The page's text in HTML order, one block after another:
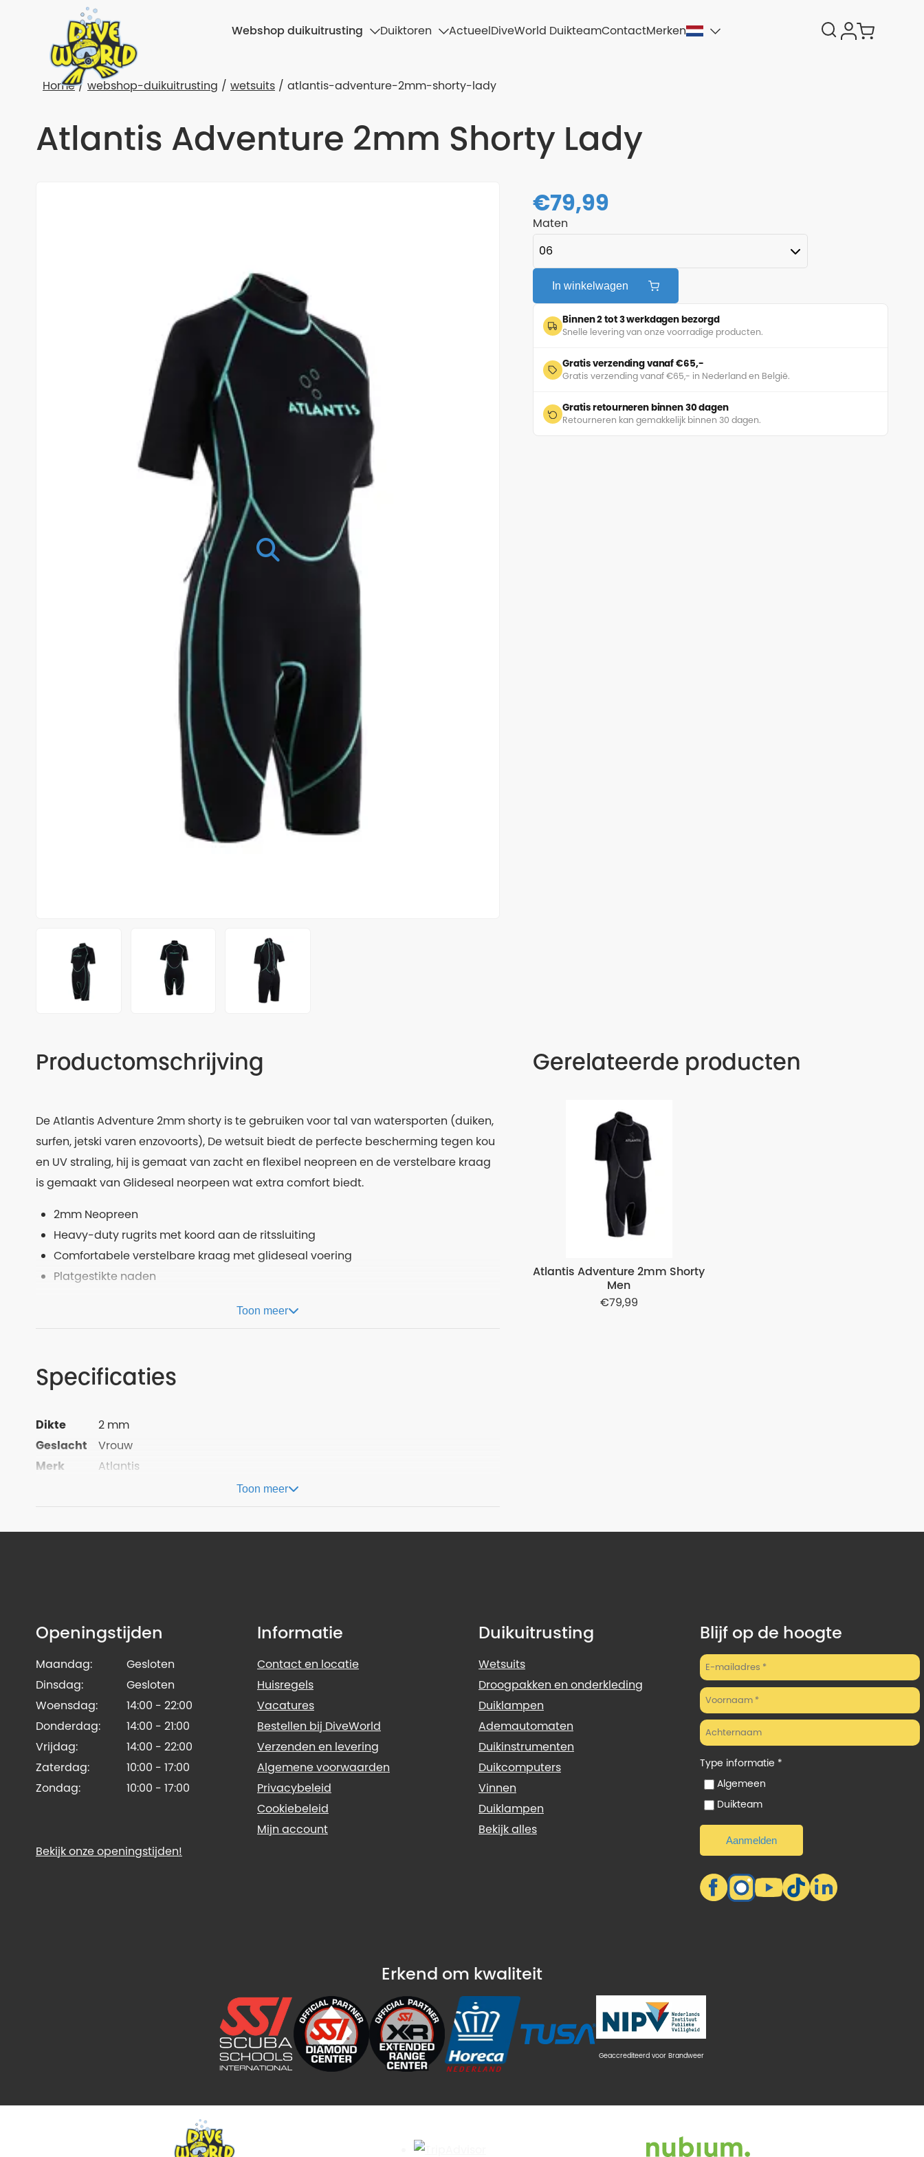
Webshop duikuitrusting Duiktoren ActueelDiveWorld DuikteamContactMerken
Home webshop-duikuitrusting wetsuits atlantis-adventure-2mm-shorty-lady
Atlantis Adventure 2mm Shorty Lady
€79,99
Maten
In winkelwagen
Binnen 2 tot 3 werkdagen bezorgd
Snelle levering van onze voorradige producten.
Gratis verzending vanaf €65,-
Gratis verzending vanaf €65,- in Nederland en België.
Gratis retourneren binnen 30 dagen
Retourneren kan gemakkelijk binnen 30 dagen.
Productomschrijving
De Atlantis Adventure 2mm shorty is te gebruiken voor tal van watersporten (duiken,
surfen, jetski varen enzovoorts), De wetsuit biedt de perfecte bescherming tegen kou
en UV straling, hij is gemaat van zacht en flexibel neopreen en de verstelbare kraag
is gemaakt van Glideseal neorpeen wat extra comfort biedt.
2mm Neopreen
Heavy-duty rugrits met koord aan de ritssluiting
Comfortabele verstelbare kraag met glideseal voering
Platgestikte naden
Toon meer
Specificaties
Dikte
2 mm
Geslacht
Vrouw
Merk
Atlantis
Toon meer
Gerelateerde producten
Atlantis Adventure 2mm Shorty
Men
79,99
Openingstijden
Maandag:
Gesloten
Dinsdag:
Gesloten
Woensdag:
14:00 - 22:00
Donderdag:
14:00 - 21:00
Vrijdag:
14:00 - 22:00
Zaterdag:
10:00 - 17:00
Zondag:
10:00 - 17:00
Bekijk onze openingstijden!
Informatie
Contact en locatie
Huisregels
Vacatures
Bestellen bij DiveWorld
Verzenden en levering
Algemene voorwaarden
Privacybeleid
Cookiebeleid
Mijn account
Duikuitrusting
Wetsuits
Droogpakken en onderkleding
Duiklampen
Ademautomaten
Duikinstrumenten
Duikcomputers
Vinnen
Duiklampen
Bekijk alles
Blijf op de hoogte
Type informatie *
Algemeen
Duikteam
Erkend om kwaliteit
Geaccrediteerd voor Brandweer